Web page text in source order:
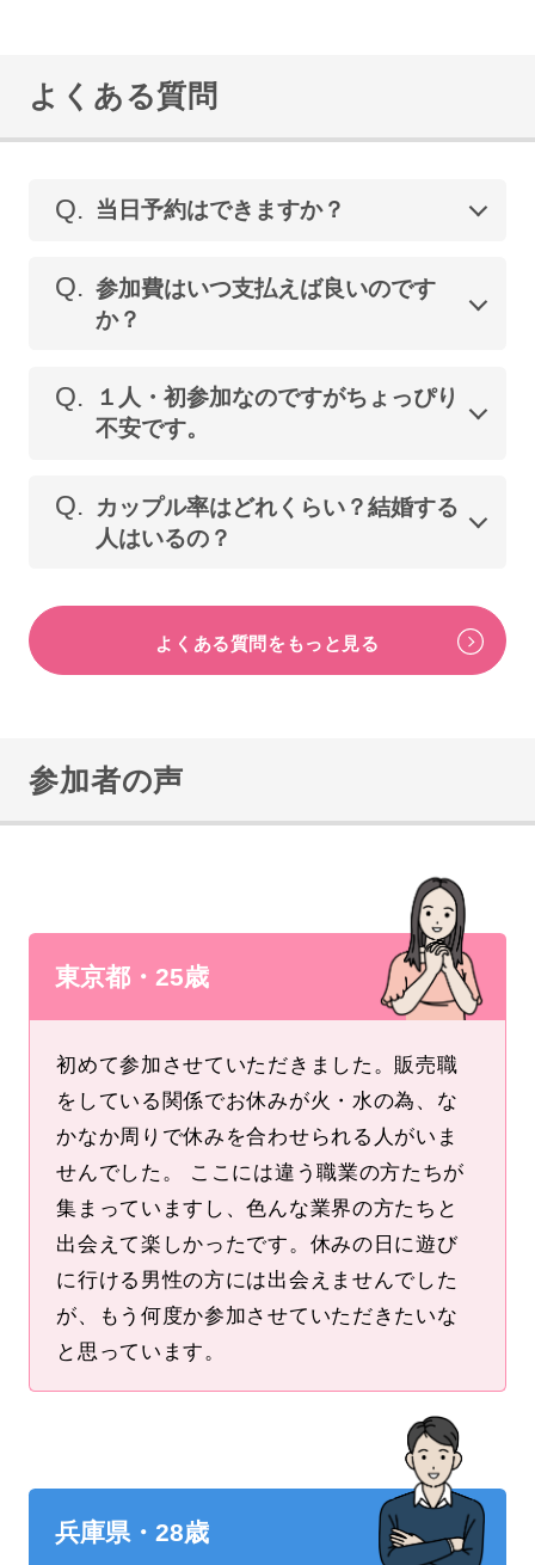
よくある質問
Q. 当日予約はできますか？
Q. 参加費はいつ支払えば良いのです
か？
Q.
１人・初参加なのですがちょっぴり
不安です。
Q.
カップル率はどれくらい？結婚する
人はいるの？
よくある質問をもっと見る
参加者の声
東京都・25歳
初めて参加させていただきました。販売職
をしている関係でお休みが火・水の為、な
かなか周りで休みを合わせられる人がいま
せんでした。 ここには違う職業の方たちが
集まっていますし、色んな業界の方たちと
出会えて楽しかったです。休みの日に遊び
に行ける男性の方には出会えませんでした
が、もう何度か参加させていただきたいな
と思っています。
兵庫県・28歳